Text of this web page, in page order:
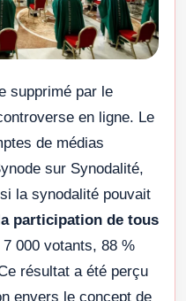
supprimé par le
en ligne. Le
de médias
sur Synodalité,
la synodalité pouvait
participation de tous
000 votants, 88 %
résultat a été perçu
envers le concept de